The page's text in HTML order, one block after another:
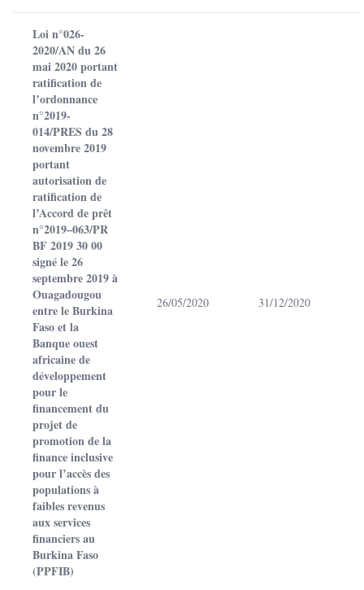
Loi n°026-
2020/AN du 26
mai 2020 portant
ratification de
l’ordonnance
n°2019-
014/PRES du 28
novembre 2019
portant
autorisation de
ratification de
l’Accord de prêt
n°2019–063/PR
BF 2019 30 00
signé le 26
septembre 2019 à
Ouagadougou
entre le Burkina
Faso et la
Banque ouest
africaine de
développement
pour le
financement du
projet de
promotion de la
finance inclusive
pour l’accès des
populations à
faibles revenus
aux services
financiers au
Burkina Faso
(PPFIB)
26/05/2020 31/12/2020